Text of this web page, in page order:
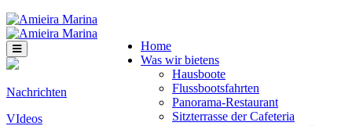
Home
Was wir bietens
Hausboote
Flussbootsfahrten
Panorama-Restaurant
Sitzterrasse der Cafeteria
Nachrichten
VIdeos